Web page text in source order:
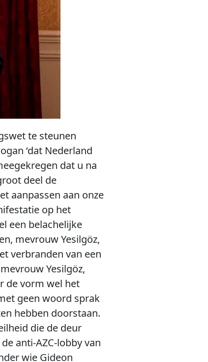
te steunen
‘dat Nederland
dat u na
deel de
aanpassen aan onze
op het
een belachelijke
mevrouw Yesilgöz,
verbranden van een
Yesilgöz,
de vorm wel het
geen woord sprak
hebben doorstaan.
die de deur
anti-AZC-lobby van
wie Gideon